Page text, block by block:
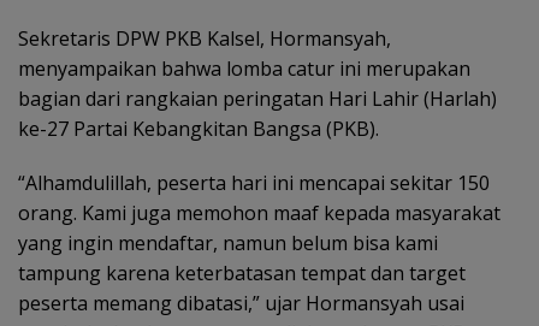
Sekretaris DPW PKB Kalsel, Hormansyah,
menyampaikan bahwa lomba catur ini merupakan
bagian dari rangkaian peringatan Hari Lahir (Harlah)
ke-27 Partai Kebangkitan Bangsa (PKB).
“Alhamdulillah, peserta hari ini mencapai sekitar 150
orang. Kami juga memohon maaf kepada masyarakat
yang ingin mendaftar, namun belum bisa kami
tampung karena keterbatasan tempat dan target
peserta memang dibatasi,” ujar Hormansyah usai